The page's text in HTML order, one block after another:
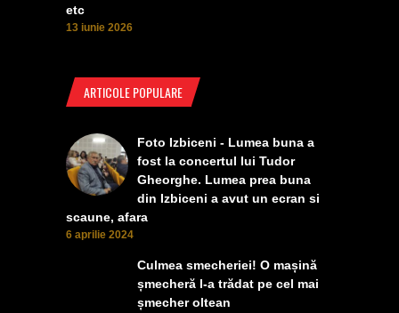
etc
13 iunie 2026
ARTICOLE POPULARE
Foto Izbiceni - Lumea buna a
fost la concertul lui Tudor
Gheorghe. Lumea prea buna
din Izbiceni a avut un ecran si
scaune, afara
6 aprilie 2024
Culmea smecheriei! O mașină
șmecheră l-a trădat pe cel mai
șmecher oltean